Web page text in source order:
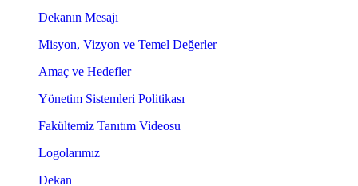
Dekanın Mesajı
Misyon, Vizyon ve Temel Değerler
Amaç ve Hedefler
Yönetim Sistemleri Politikası
Fakültemiz Tanıtım Videosu
Logolarımız
Dekan